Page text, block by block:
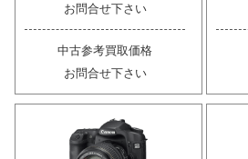
お問合せ下さい
中古参考買取価格
お問合せ下さい